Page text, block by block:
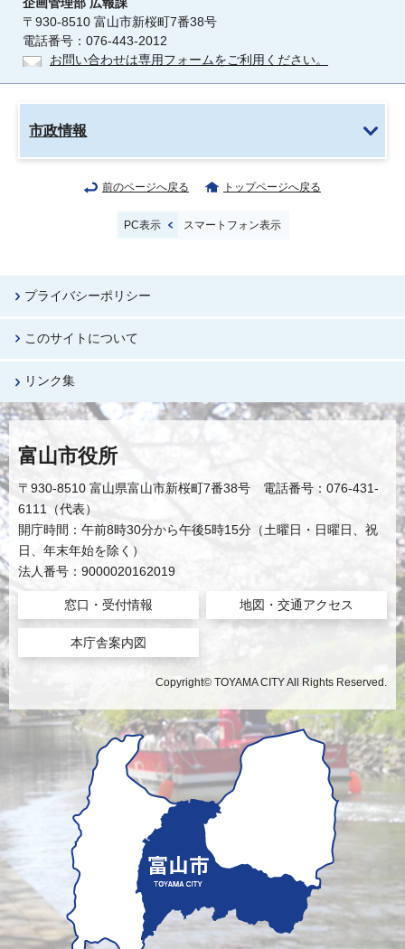
企画管理部 広報課
〒930-8510 富山市新桜町7番38号
電話番号：076-443-2012
お問い合わせは専用フォームをご利用ください。
市政情報
前のページへ戻る トップページへ戻る
PC表示 スマートフォン表示
プライバシーポリシー
このサイトについて
リンク集
富山市役所
〒930-8510 富山県富山市新桜町7番38号 電話番号：076-431-
6111（代表）
開庁時間：午前8時30分から午後5時15分（土曜日・日曜日、祝
日、年末年始を除く）
法人番号：9000020162019
窓口・受付情報 地図・交通アクセス
本庁舎案内図
Copyright© TOYAMA CITY All Rights Reserved.